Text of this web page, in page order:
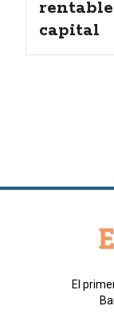
capital
El